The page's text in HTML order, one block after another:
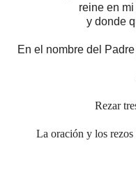
reine en
y donde
En el nombre del
Rezar
La oración y los rezos